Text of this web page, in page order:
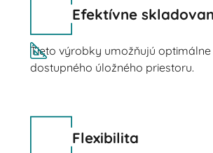
Efektívne
Tieto výrobky umožňujú optimálne
dostupného úložného priestoru.
Flexibilita